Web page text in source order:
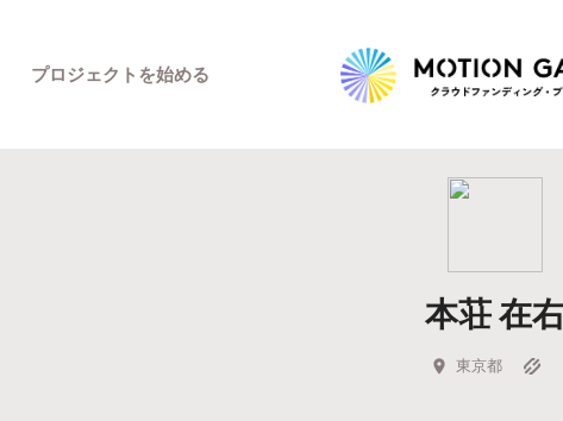
Highlight
Feature
キュレーターから探
プロジェクトを始める
本荘 在
東京都